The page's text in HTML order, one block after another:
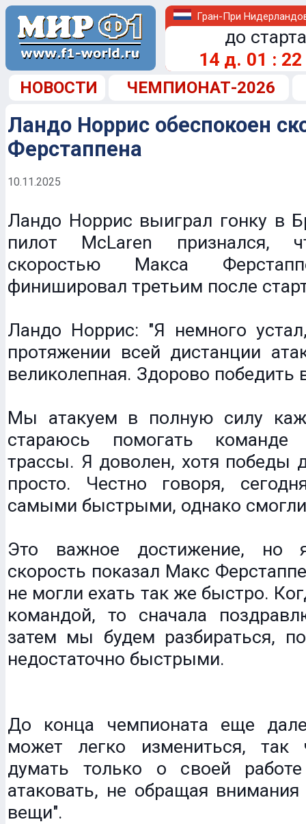
Гран-При
до
14 д. 01 : 22
НОВОСТИ ЧЕМПИОНАТ-2026
Ландо Норрис обеспокоен
Ферстаппена
10.11.2025
Ландо Норрис выиграл гонку в
пилот McLaren признался,
скоростью Макса
финишировал третьим после
Ландо Норрис: "Я немного
протяжении всей дистанции
великолепная. Здорово победить
Мы атакуем в полную силу
стараюсь помогать
трассы. Я доволен, хотя победы
просто. Честно говоря,
самыми быстрыми, однако
Это важное достижение, но
скорость показал Макс
не могли ехать так же быстро.
командой, то сначала
затем мы будем разбираться,
недостаточно быстрыми.
До конца чемпионата еще
может легко измениться,
думать только о своей
атаковать, не обращая
вещи".